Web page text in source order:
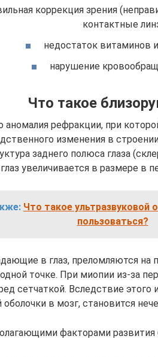
коррекция зрения
контактные
недостаток витаминов
нарушение
Что такое
аномалия рефракции, при
изменения в
заднего полюса глаза
увеличивается в размере в
Что такое ультразвуковой
пользоваться?
в глаз, преломляются на
точке. При миопии из-за
сетчаткой. Вследствие
оболочки в мозг, становится
факторами развития